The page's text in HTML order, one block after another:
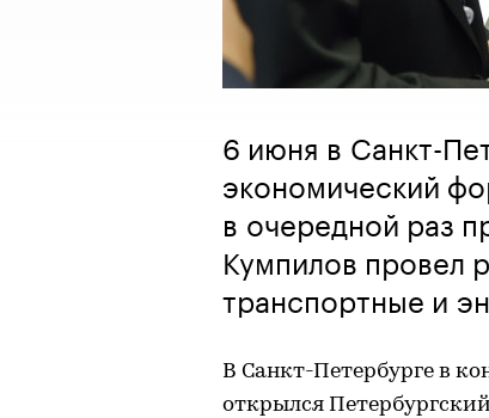
6 июня в Санкт-
экономический
в очередной раз
Кумпилов провел
транспортные и
В Санкт-Петербурге в
открылся